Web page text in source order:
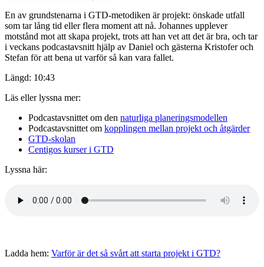
En av grundstenarna i GTD-metodiken är projekt: önskade utfall
som tar lång tid eller flera moment att nå. Johannes upplever
motstånd mot att skapa projekt, trots att han vet att det är bra, och tar
i veckans podcastavsnitt hjälp av Daniel och gästerna Kristofer och
Stefan för att bena ut varför så kan vara fallet.
Längd: 10:43
Läs eller lyssna mer:
Podcastavsnittet om den naturliga planeringsmodellen
Podcastavsnittet om kopplingen mellan projekt och åtgärder
GTD-skolan
Centigos kurser i GTD
Lyssna här:
Ladda hem: Varför är det så svårt att starta projekt i GTD?